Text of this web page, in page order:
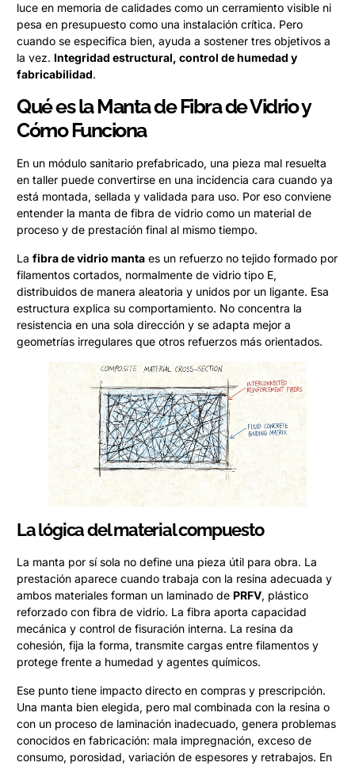
luce en memoria de calidades como un cerramiento visible ni
pesa en presupuesto como una instalación crítica. Pero
cuando se especifica bien, ayuda a sostener tres objetivos a
la vez. Integridad estructural, control de humedad y
fabricabilidad.
Qué es la Manta de Fibra de Vidrio y
Cómo Funciona
En un módulo sanitario prefabricado, una pieza mal resuelta
en taller puede convertirse en una incidencia cara cuando ya
está montada, sellada y validada para uso. Por eso conviene
entender la manta de fibra de vidrio como un material de
proceso y de prestación final al mismo tiempo.
La fibra de vidrio manta es un refuerzo no tejido formado por
filamentos cortados, normalmente de vidrio tipo E,
distribuidos de manera aleatoria y unidos por un ligante. Esa
estructura explica su comportamiento. No concentra la
resistencia en una sola dirección y se adapta mejor a
geometrías irregulares que otros refuerzos más orientados.
La lógica del material compuesto
La manta por sí sola no define una pieza útil para obra. La
prestación aparece cuando trabaja con la resina adecuada y
ambos materiales forman un laminado de PRFV, plástico
reforzado con fibra de vidrio. La fibra aporta capacidad
mecánica y control de fisuración interna. La resina da
cohesión, fija la forma, transmite cargas entre filamentos y
protege frente a humedad y agentes químicos.
Ese punto tiene impacto directo en compras y prescripción.
Una manta bien elegida, pero mal combinada con la resina o
con un proceso de laminación inadecuado, genera problemas
conocidos en fabricación: mala impregnación, exceso de
consumo, porosidad, variación de espesores y retrabajos. En